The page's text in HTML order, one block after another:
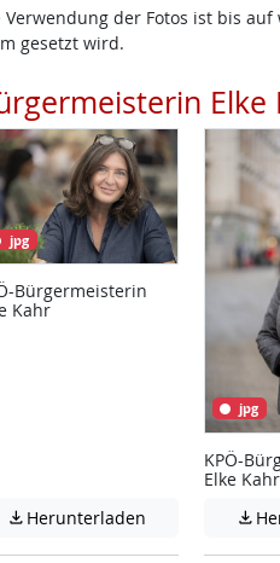
Verwendung der Fotos ist bis
gesetzt wird.
Elke
jpg
Bürgermeisterin
Kahr
 Herunterladen Achtung:
jpg
KPÖ-
Elke Kahr
